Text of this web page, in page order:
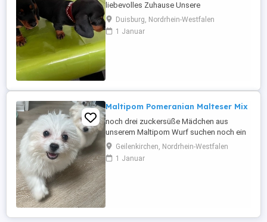
liebevolles Zuhause Unsere
bezaubernden Dackel-Welpen sind nun alt
genug, um in ein neues, liebevolles
Zuhause umzuziehen. Die Welpen
Duisburg, Nordrhein-Westfalen
1 Januar
Maltipom Pomeranian Malteser Mix
noch drei zuckersüße Mädchen aus
unserem Maltipom Wurf suchen noch ein
5 Sterne Zuhause Sie sind am 03.05.26
geboren und auszugsbereit Die Kleinen
sind geimpft,entwurmt, gechipt und
Geilenkirchen, Nordrhein-Westfalen
1 Januar